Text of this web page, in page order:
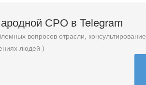
СРО в Telegram
вопросов отрасли, консультирование
людей )